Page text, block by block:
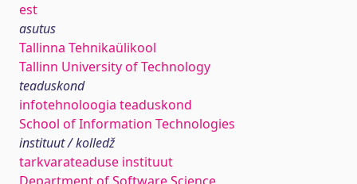
est
asutus
Tallinna Tehnikaülikool
Tallinn University of Technology
teaduskond
infotehnoloogia teaduskond
School of Information Technologies
instituut / kolledž
tarkvarateaduse instituut